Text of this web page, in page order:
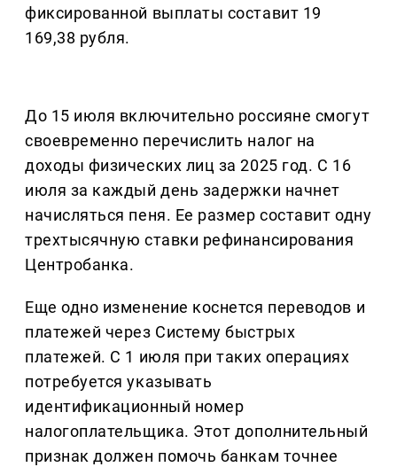
фиксированной выплаты составит 19
169,38 рубля.
До 15 июля включительно россияне смогут
своевременно перечислить налог на
доходы физических лиц за 2025 год. С 16
июля за каждый день задержки начнет
начисляться пеня. Ее размер составит одну
трехтысячную ставки рефинансирования
Центробанка.
Еще одно изменение коснется переводов и
платежей через Систему быстрых
платежей. С 1 июля при таких операциях
потребуется указывать
идентификационный номер
налогоплательщика. Этот дополнительный
признак должен помочь банкам точнее